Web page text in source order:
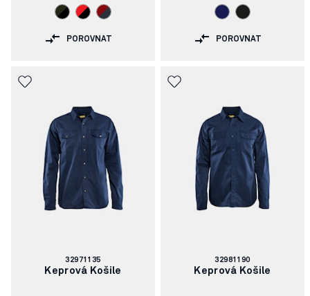
POROVNAT POROVNAT
Číslo
článku:
32971135
Keprová Košile
Číslo
článku:
32981190
Keprová Košile